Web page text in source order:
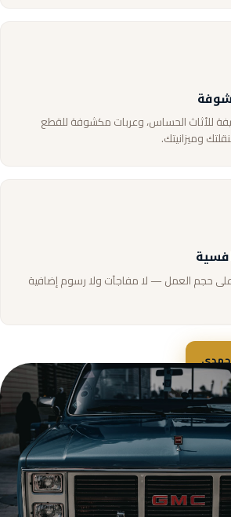
للأثاث الحساس، وعربات مكشوفة للقطع
وميزانيتك.
على حجم العمل — لا مفاجآت ولا رسوم إضافية